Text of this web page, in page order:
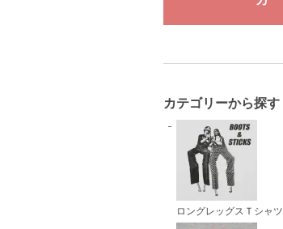
カテゴリーから探す
ロングレッグスＴシャツ